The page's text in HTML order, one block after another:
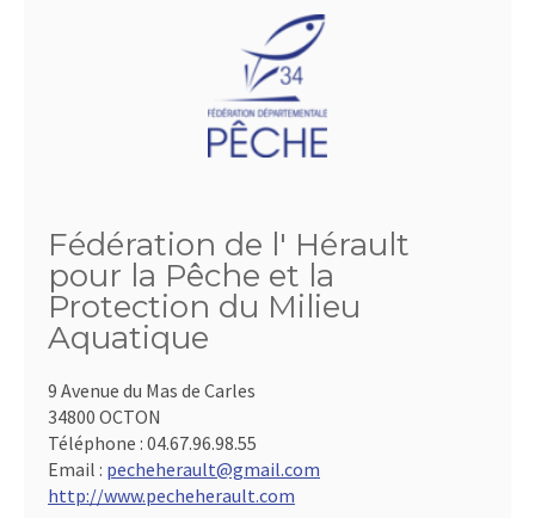
Fédération de l' Hérault
pour la Pêche et la
Protection du Milieu
Aquatique
9 Avenue du Mas de Carles
34800 OCTON
Téléphone : 04.67.96.98.55
Email : pecheherault@gmail.com
http://www.pecheherault.com